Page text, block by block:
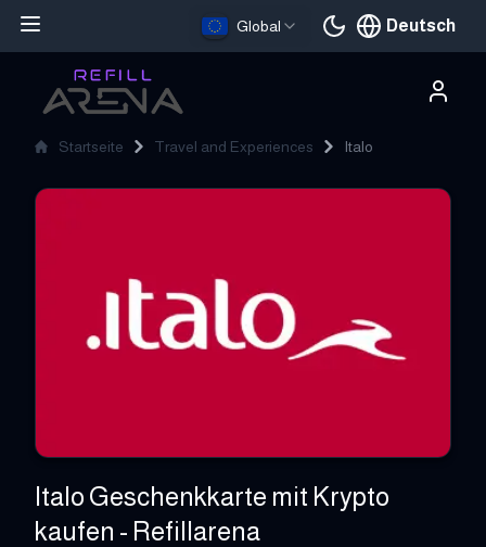
Global Deutsch
Aktuelle Sprache
Startseite Travel and Experiences Italo
Italo Geschenkkarte mit Krypto
kaufen - Refillarena